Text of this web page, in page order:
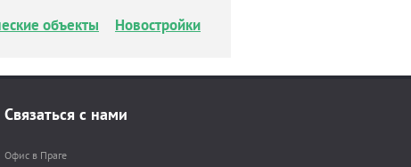
объекты Новостройки
Связаться с нами
Офис в Праге